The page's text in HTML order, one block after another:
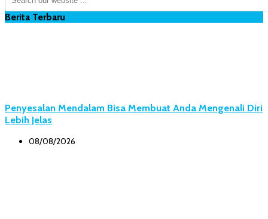
Berita Terbaru
Penyesalan Mendalam Bisa Membuat Anda Mengenali Diri
Lebih Jelas
08/08/2026